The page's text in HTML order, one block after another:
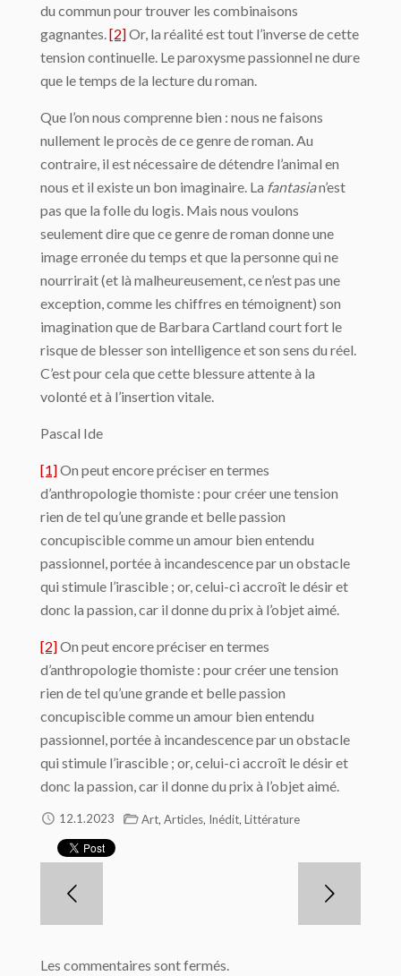
du commun pour trouver les combinaisons
gagnantes.[2]Or, la réalité est tout l’inverse de cette
tension continuelle. Le paroxysme passionnel ne dure
que le temps de la lecture du roman.
Que l’on nous comprenne bien : nous ne faisons
nullement le procès de ce genre de roman. Au
contraire, il est nécessaire de détendre l’animal en
nous et il existe un bon imaginaire. La fantasian’est
pas que la folle du logis. Mais nous voulons
seulement dire que ce genre de roman donne une
image erronée du temps et que la personne qui ne
nourrirait (et là malheureusement, ce n’est pas une
exception, comme les chiffres en témoignent) son
imagination que de Barbara Cartland court fort le
risque de blesser son intelligence et son sens du réel.
C’est pour cela que cette blessure attente à la
volonté et à l’insertion vitale.
Pascal Ide
[1]On peut encore préciser en termes
d’anthropologie thomiste : pour créer une tension
rien de tel qu’une grande et belle passion
concupiscible comme un amour bien entendu
passionnel, portée à incandescence par un obstacle
qui stimule l’irascible ; or, celui-ci accroît le désir et
donc la passion, car il donne du prix à l’objet aimé.
[2]On peut encore préciser en termes
d’anthropologie thomiste : pour créer une tension
rien de tel qu’une grande et belle passion
concupiscible comme un amour bien entendu
passionnel, portée à incandescence par un obstacle
qui stimule l’irascible ; or, celui-ci accroît le désir et
donc la passion, car il donne du prix à l’objet aimé.
12.1.2023 Art, Articles, Inédit, Littérature
Les commentaires sont fermés.